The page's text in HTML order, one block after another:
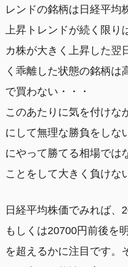
レンドの銘柄は日経平均
上昇トレンドが続く限り
カ株が大きく上昇した翌
く乖離した状態の銘柄は
で買わない・・・
このあたりに気を付けな
にして無理な勝負をしな
にやって勝てる相場では
ことをして大きく負けな
日経平均株価でみれば、
もしくは20700円前後を
を超えるかに注目です。